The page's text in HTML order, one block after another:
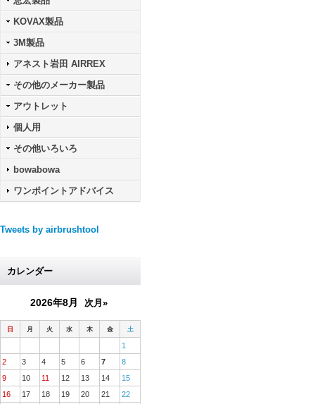
KOVAX製品
3M製品
アネスト岩田 AIRREX
その他のメーカー製品
アウトレット
個人用
その他いろいろ
bowabowa
ワンポイントアドバイス
Tweets by airbrushtool
カレンダー
2026年8月 次月»
日 月 火 水 木 金 土
1
2
3 4 5 6 7
8
9
10 11 12 13 14
15
16
17 18 19 20 21 22